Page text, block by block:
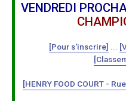
VENDREDI
[Pour s'inscrire]
[HENRY FOOD COURT -